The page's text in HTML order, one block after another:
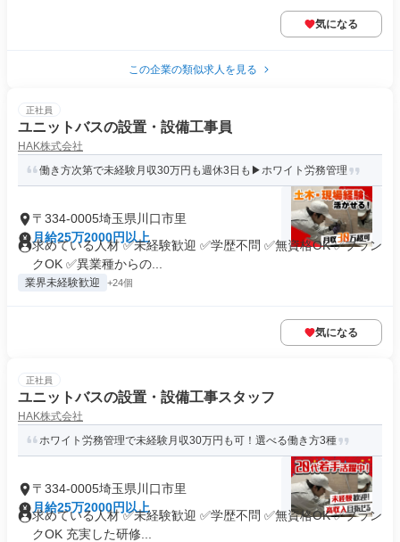
気になる
この企業の類似求人を見る
正社員
ユニットバスの設置・設備工事員
HAK株式会社
働き方次第で未経験月収30万円も週休3日も▶ホワイト労務管理
〒334-0005埼玉県川口市里
月給25万2000円以上
求めている人材 ✅未経験歓迎 ✅学歴不問 ✅無資格OK ✅ブラン
クOK ✅異業種からの...
業界未経験歓迎 +24個
気になる
正社員
ユニットバスの設置・設備工事スタッフ
HAK株式会社
ホワイト労務管理で未経験月収30万円も可！選べる働き方3種
〒334-0005埼玉県川口市里
月給25万2000円以上
求めている人材 ✅未経験歓迎 ✅学歴不問 ✅無資格OK ✅ブラン
クOK 充実した研修...